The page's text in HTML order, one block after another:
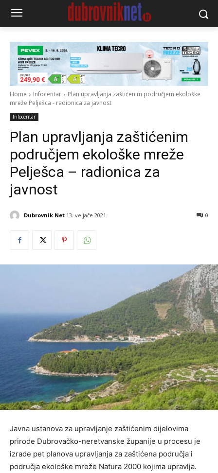
Home Infocentar
Plan upravljanja zaštićenim područjem ekološke
mreže Pelješca - radionica za javnost
Infocentar
Plan upravljanja zaštićenim
područjem ekološke mreže
Pelješca – radionica za
javnost
Dubrovnik Net 13. veljače 2021. 0
Javna ustanova za upravljanje zaštićenim dijelovima
prirode Dubrovačko-neretvanske županije u procesu je
izrade pet planova upravljanja za zaštićena područja i
područja ekološke mreže Natura 2000 kojima upravlja.